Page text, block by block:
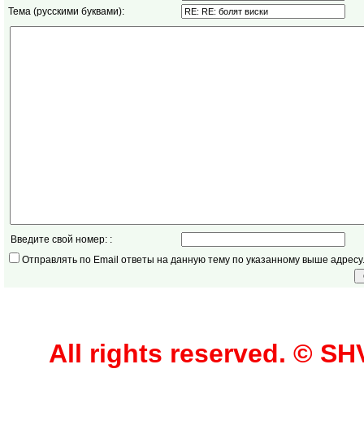
Тема (русскими буквами):
Введите свой номер: :
Отправлять по Email ответы на данную тему по указанному выше адресу.
All rights reserved. ©